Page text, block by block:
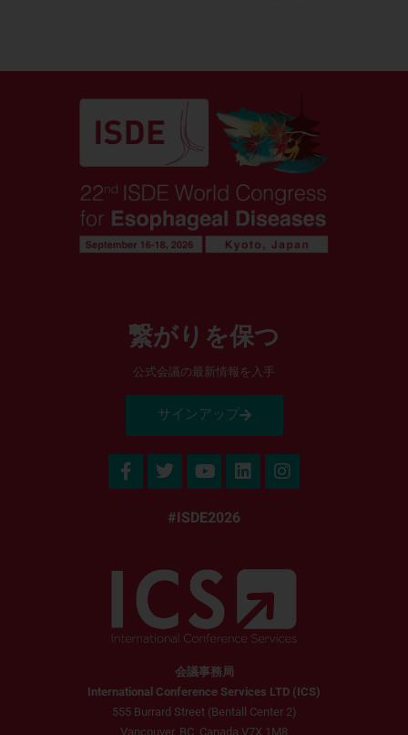
繋がりを保つ
公式会議の最新情報を入手
サインアップ
#ISDE2026
会議事務局
International Conference Services LTD (ICS)
555 Burrard Street (Bentall Center 2)
Vancouver, BC, Canada V7X 1M8